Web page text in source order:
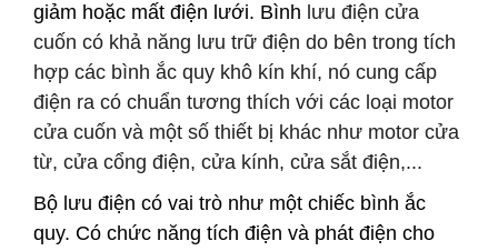
giảm hoặc mất điện lưới. Bình lưu điện cửa
cuốn có khả năng lưu trữ điện do bên trong tích
hợp các bình ắc quy khô kín khí, nó cung cấp
điện ra có chuẩn tương thích với các loại motor
cửa cuốn và một số thiết bị khác như motor cửa
từ, cửa cổng điện, cửa kính, cửa sắt điện,...
Bộ lưu điện có vai trò như một chiếc bình ắc
quy. Có chức năng tích điện và phát điện cho